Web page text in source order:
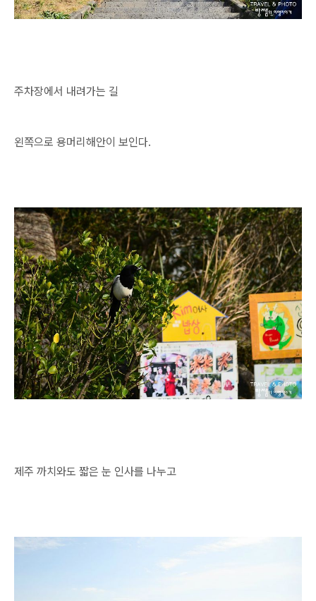
주차장에서 내려가는 길
왼쪽으로 용머리해안이 보인다.
제주 까치와도 짧은 눈 인사를 나누고